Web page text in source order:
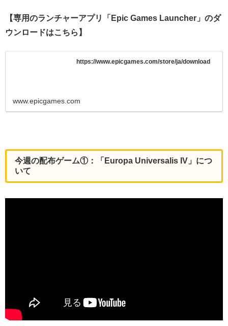
【専用のランチャーアプリ「Epic Games Launcher」のダ
ウンロードはこちら】
https://www.epicgames.com/store/ja/download
www.epicgames.com
今週の配布ゲーム①：「Europa Universalis IV」につ
いて